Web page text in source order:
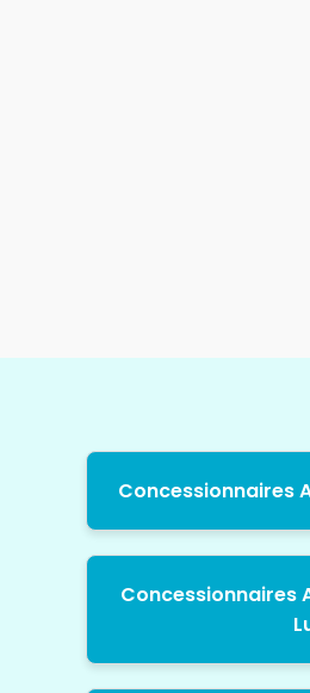
Concessionnaires
Concessionnaires